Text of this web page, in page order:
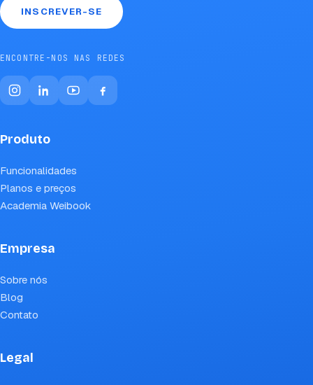
INSCREVER-SE
ENCONTRE-NOS NAS REDES
Produto
Funcionalidades
Planos e preços
Academia Weibook
Empresa
Sobre nós
Blog
Contato
Legal